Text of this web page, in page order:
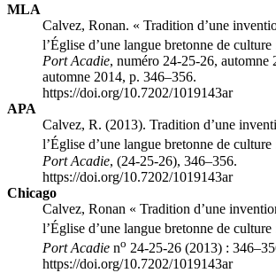
MLA
Calvez, Ronan. « Tradition d’une
l’Église d’une langue bretonne de culture
Port Acadie, numéro 24-25-26, automne
automne 2014, p. 346–356.
https://doi.org/10.7202/1019143ar
APA
Calvez, R. (2013). Tradition d’une
l’Église d’une langue bretonne de culture
Port Acadie, (24-25-26), 346–356.
https://doi.org/10.7202/1019143ar
Chicago
Calvez, Ronan « Tradition d’une
l’Église d’une langue bretonne de culture
Port Acadie no 24-25-26 (2013) :
https://doi.org/10.7202/1019143ar